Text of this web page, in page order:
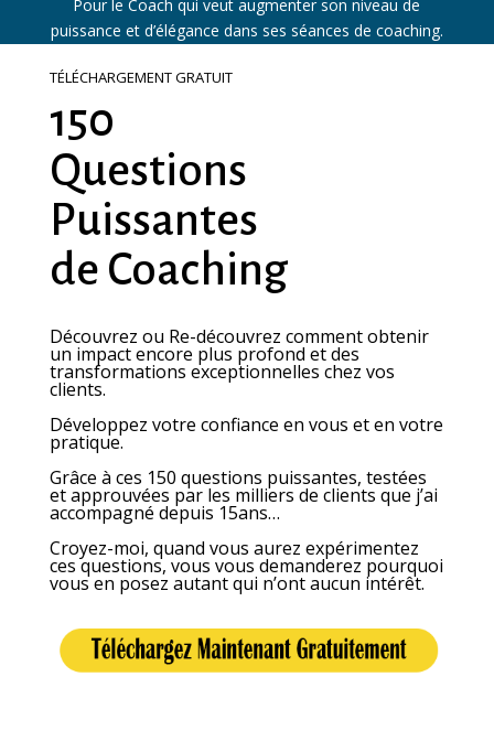
Pour le Coach qui veut augmenter son niveau de
puissance et d’élégance dans ses séances de coaching.
TÉLÉCHARGEMENT GRATUIT
150
Questions
Puissantes
de Coaching
Découvrez ou Re-découvrez comment obtenir
un impact encore plus profond et des
transformations exceptionnelles chez vos
clients.
Développez votre confiance en vous et en votre
pratique.
Grâce à ces 150 questions puissantes, testées
et approuvées par les milliers de clients que j’ai
accompagné depuis 15ans…
Croyez-moi, quand vous aurez expérimentez
ces questions, vous vous demanderez pourquoi
vous en posez autant qui n’ont aucun intérêt.